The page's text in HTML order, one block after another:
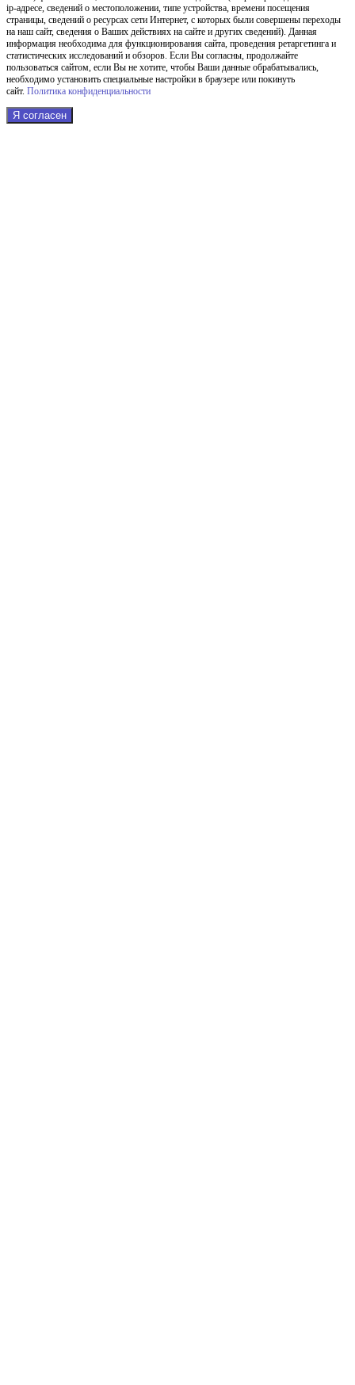
ip-адресе, сведений о местоположении, типе устройства, времени посещения
страницы, сведений о ресурсах сети Интернет, с которых были совершены переходы
на наш сайт, сведения о Ваших действиях на сайте и других сведений). Данная
информация необходима для функционирования сайта, проведения ретаргетинга и
статистических исследований и обзоров. Если Вы согласны, продолжайте
пользоваться сайтом, если Вы не хотите, чтобы Ваши данные обрабатывались,
необходимо установить специальные настройки в браузере или покинуть
сайт. Политика конфиденциальности
Я согласен